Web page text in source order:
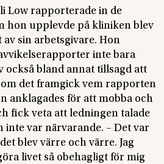
Low rapporterade in de
hon upplevde på kliniken blev
sin arbetsgivare. Hon
inte bara
också bland annat tillsagd att
det framgick vem rapporten
anklagades för att mobba och
fick veta att ledningen talade
inte var närvarande. – Det var
blev värre och värre. Jag
livet så obehagligt för mig